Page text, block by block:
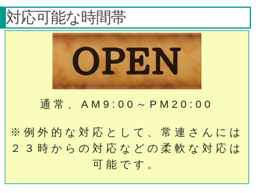
対応可能な時間帯
通常、AM9:00～PM20:00
※例外的な対応として、常連さんには
２３時からの対応などの柔軟な対応は
可能です。